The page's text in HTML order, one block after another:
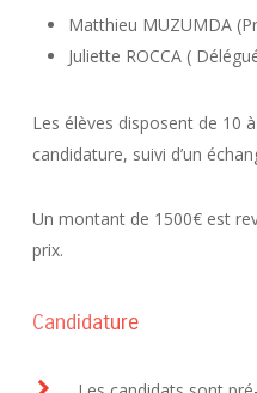
Matthieu MUZUMDA
Juliette ROCCA (
Les élèves disposent de 10
candidature, suivi d’un
Un montant de 1500€ est
prix.
Candidature